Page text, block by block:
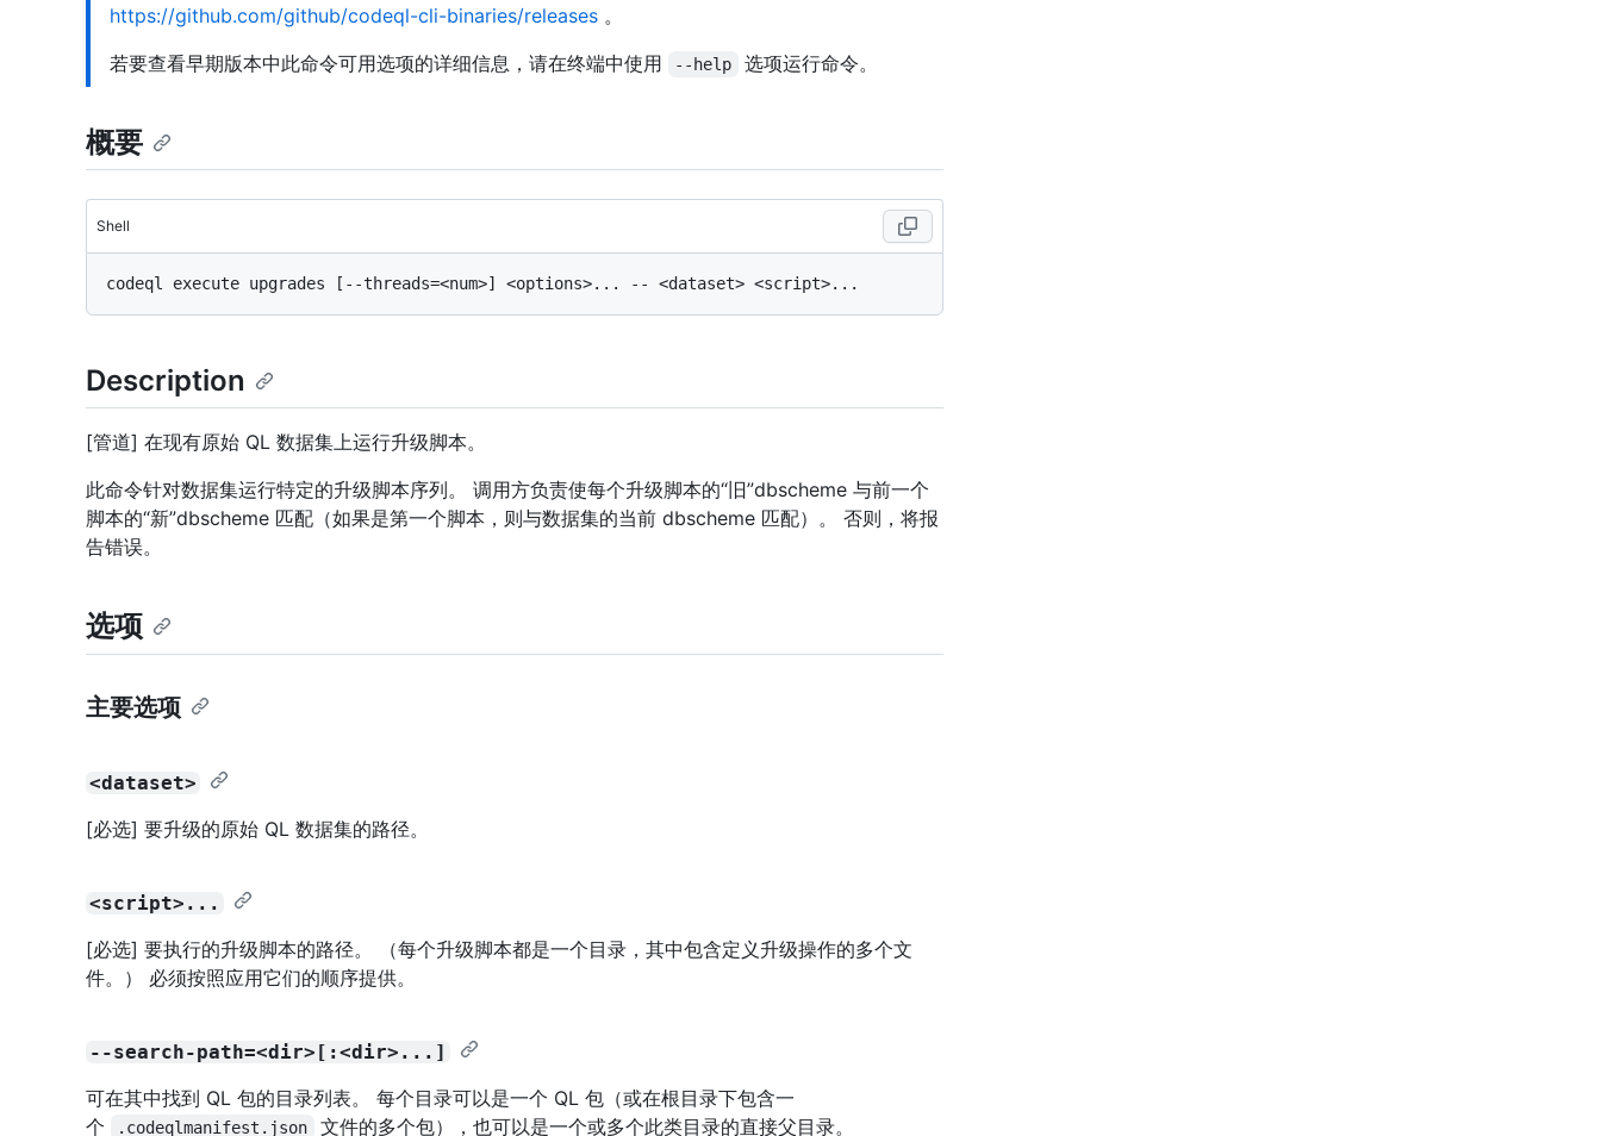
https://github.com/github/codeql-cli-binaries/releases 。
若要查看早期版本中此命令可用选项的详细信息，请在终端中使用
--help 选项运行命令。
概要
Shell
Description
[管道] 在现有原始 QL 数据集上运行升级脚本。
此命令针对数据集运行特定的升级脚本序列。 调用方负责使每个升级脚本的“旧”dbscheme 与前一个
脚本的“新”dbscheme 匹配（如果是第一个脚本，则与数据集的当前 dbscheme 匹配）。 否则，将报
告错误。
选项
主要选项
<dataset>
[必选] 要升级的原始 QL 数据集的路径。
<script>...
[必选] 要执行的升级脚本的路径。 （每个升级脚本都是一个目录，其中包含定义升级操作的多个文
件。） 必须按照应用它们的顺序提供。
--search-path=<dir>[:<dir>...]
可在其中找到 QL 包的目录列表。 每个目录可以是一个 QL 包（或在根目录下包含一
个
.codeqlmanifest.json
文件的多个包），也可以是一个或多个此类目录的直接父目录。